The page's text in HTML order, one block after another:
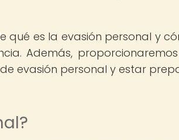
qué es la evasión personal y
Además,
evasión personal y estar